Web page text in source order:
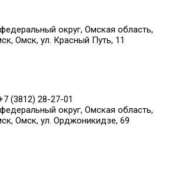
округ, Омская область,
Омск, ул. Красный Путь, 11
(3812) 28-27-01
округ, Омская область,
Омск, ул. Орджоникидзе, 69